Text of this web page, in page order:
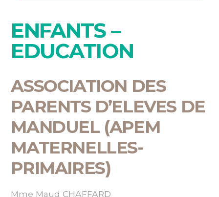
ENFANTS –
EDUCATION
ASSOCIATION DES
PARENTS D’ELEVES DE
MANDUEL (APEM
MATERNELLES-
PRIMAIRES)
Mme Maud CHAFFARD